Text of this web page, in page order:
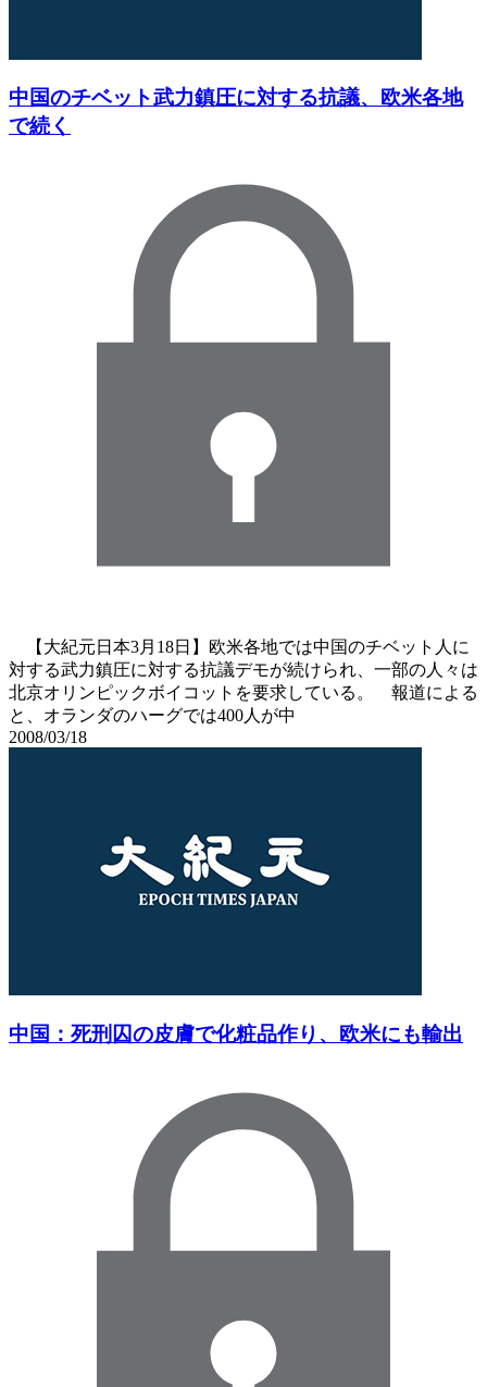
中国のチベット武力鎮圧に対する抗議、欧米各地
で続く
【大紀元日本3月18日】欧米各地では中国のチベット人に
対する武力鎮圧に対する抗議デモが続けられ、一部の人々は
北京オリンピックボイコットを要求している。 報道による
と、オランダのハーグでは400人が中
2008/03/18
中国：死刑囚の皮膚で化粧品作り、欧米にも輸出